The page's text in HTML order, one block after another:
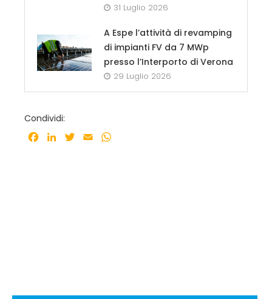
31 Luglio 2026
A Espe l’attività di revamping
di impianti FV da 7 MWp
presso l’Interporto di Verona
29 Luglio 2026
Condividi:
Facebook
LinkedInTwitter
Email